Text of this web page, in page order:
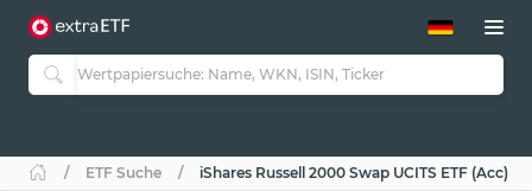
ETF-Guide 2.0
Guide Aktive ETFs
ETF-Sparpläne
ETF Suche iShares Russell 2000 Swap UCITS ETF (Acc)